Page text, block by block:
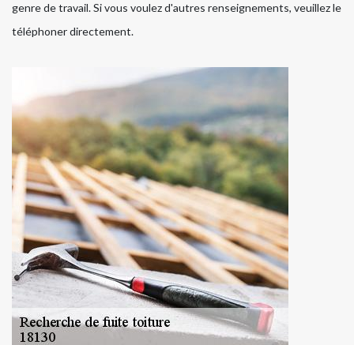
genre de travail. Si vous voulez d'autres renseignements, veuillez le
téléphoner directement.